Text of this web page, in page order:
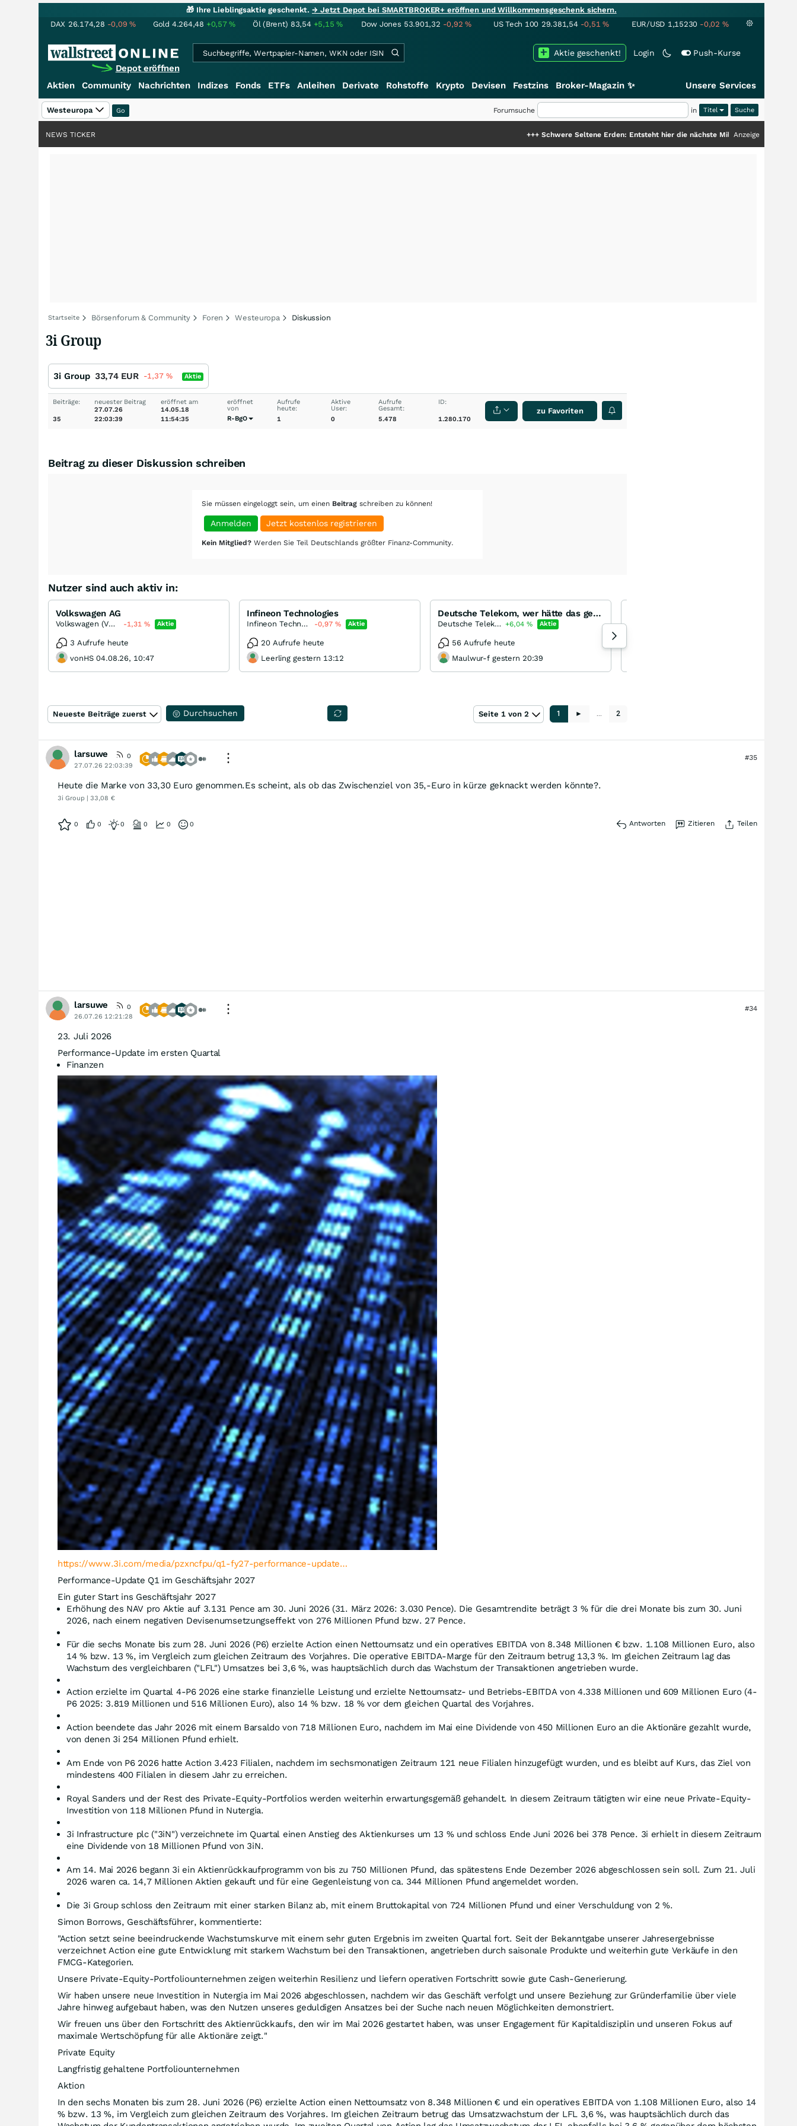
🎁 Ihre Lieblingsaktie geschenkt.→ Jetzt Depot bei SMARTBROKER+ eröffnen und Willkommensgeschenk sichern.
DAX 26.174,28 -0,09% Gold 4.264,48 +0,57% Öl (Brent) 83,54 +5,15% Dow Jones 53.901,32 -0,92% US Tech 100 29.381,54 -0,51% EUR/USD 1,15230 -0,02 %
Depot eröffnen
Login Push-Kurse
Aktie geschenkt!
Aktien Community Nachrichten Indizes Fonds ETFs Anleihen Derivate Rohstoffe Krypto Devisen Festzins Broker-Magazin ✨ Unsere Services
Westeuropa Forumsuche in Titel
Schwere Seltene Erden: Entsteht hier die nächste Milliardenstory?+++ Anzeige
NEWS TICKER
Startseite Börsenforum & Community Foren Westeuropa Diskussion
3i Group
3i Group 33,74 EUR -1,37 % Aktie
Beiträge:
35
neuester Beitrag
27.07.26
22:03:39
eröffnet am
14.05.18
11:54:35
eröffnet
von
R-BgO
Aufrufe
heute:
1
Aktive
User:
0
Aufrufe
Gesamt:
5.478
ID:
1.280.170
zu Favoriten
Beitrag zu dieser Diskussion schreiben
Sie müssen eingeloggt sein, um einen Beitrag schreiben zu können!
Anmelden Jetzt kostenlos registrieren
Kein Mitglied? Werden Sie Teil Deutschlands größter Finanz-Community.
Nutzer sind auch aktiv in:
Volkswagen AG
Volkswagen (VW) Vz -1,31 % Aktie
3 Aufrufe heute
vonHS 04.08.26, 10:47
Infineon Technologies
Infineon Technologies -0,97% Aktie
20 Aufrufe heute
Leerling gestern 13:12
Deutsche Telekom, wer hätte das gedacht ?
Deutsche Telekom +6,04% Aktie
56 Aufrufe heute
Maulwur-f gestern 20:39
Neueste Beiträge zuerst Durchsuchen 1 ► … 2
Seite 1 von 2
larsuwe
0
27.07.26 22:03:39
#35
Heute die Marke von 33,30 Euro genommen.Es scheint, als ob das Zwischenziel von 35,-Euro in kürze geknackt werden könnte?.
3i Group | 33,08 €
0 0 0 0 0 0 Antworten Zitieren Teilen
larsuwe
0
26.07.26 12:21:28
#34
23. Juli 2026
Performance-Update im ersten Quartal
Finanzen
https://www.3i.com/media/pzxncfpu/q1-fy27-performance-update…
Performance-Update Q1 im Geschäftsjahr 2027
Ein guter Start ins Geschäftsjahr 2027
Erhöhung des NAV pro Aktie auf 3.131 Pence am 30. Juni 2026 (31. März 2026: 3.030 Pence). Die Gesamtrendite beträgt 3 % für die drei Monate bis zum 30. Juni
2026, nach einem negativen Devisenumsetzungseffekt von 276 Millionen Pfund bzw. 27 Pence.
Für die sechs Monate bis zum 28. Juni 2026 (P6) erzielte Action einen Nettoumsatz und ein operatives EBITDA von 8.348 Millionen € bzw. 1.108 Millionen Euro, also
14 % bzw. 13 %, im Vergleich zum gleichen Zeitraum des Vorjahres. Die operative EBITDA-Marge für den Zeitraum betrug 13,3 %. Im gleichen Zeitraum lag das
Wachstum des vergleichbaren ("LFL") Umsatzes bei 3,6 %, was hauptsächlich durch das Wachstum der Transaktionen angetrieben wurde.
Action erzielte im Quartal 4-P6 2026 eine starke finanzielle Leistung und erzielte Nettoumsatz- und Betriebs-EBITDA von 4.338 Millionen und 609 Millionen Euro (4-
P6 2025: 3.819 Millionen und 516 Millionen Euro), also 14 % bzw. 18 % vor dem gleichen Quartal des Vorjahres.
Action beendete das Jahr 2026 mit einem Barsaldo von 718 Millionen Euro, nachdem im Mai eine Dividende von 450 Millionen Euro an die Aktionäre gezahlt wurde,
von denen 3i 254 Millionen Pfund erhielt.
Am Ende von P6 2026 hatte Action 3.423 Filialen, nachdem im sechsmonatigen Zeitraum 121 neue Filialen hinzugefügt wurden, und es bleibt auf Kurs, das Ziel von
mindestens 400 Filialen in diesem Jahr zu erreichen.
Royal Sanders und der Rest des Private-Equity-Portfolios werden weiterhin erwartungsgemäß gehandelt. In diesem Zeitraum tätigten wir eine neue Private-Equity-
Investition von 118 Millionen Pfund in Nutergia.
3i Infrastructure plc ("3iN") verzeichnete im Quartal einen Anstieg des Aktienkurses um 13 % und schloss Ende Juni 2026 bei 378 Pence. 3i erhielt in diesem Zeitraum
eine Dividende von 18 Millionen Pfund von 3iN.
Am 14. Mai 2026 begann 3i ein Aktienrückkaufprogramm von bis zu 750 Millionen Pfund, das spätestens Ende Dezember 2026 abgeschlossen sein soll. Zum 21. Juli
2026 waren ca. 14,7 Millionen Aktien gekauft und für eine Gegenleistung von ca. 344 Millionen Pfund angemeldet worden.
Die 3i Group schloss den Zeitraum mit einer starken Bilanz ab, mit einem Bruttokapital von 724 Millionen Pfund und einer Verschuldung von 2 %.
Simon Borrows, Geschäftsführer, kommentierte:
"Action setzt seine beeindruckende Wachstumskurve mit einem sehr guten Ergebnis im zweiten Quartal fort. Seit der Bekanntgabe unserer Jahresergebnisse
verzeichnet Action eine gute Entwicklung mit starkem Wachstum bei den Transaktionen, angetrieben durch saisonale Produkte und weiterhin gute Verkäufe in den
FMCG-Kategorien.
Unsere Private-Equity-Portfoliounternehmen zeigen weiterhin Resilienz und liefern operativen Fortschritt sowie gute Cash-Generierung.
Wir haben unsere neue Investition in Nutergia im Mai 2026 abgeschlossen, nachdem wir das Geschäft verfolgt und unsere Beziehung zur Gründerfamilie über viele
Jahre hinweg aufgebaut haben, was den Nutzen unseres geduldigen Ansatzes bei der Suche nach neuen Möglichkeiten demonstriert.
Wir freuen uns über den Fortschritt des Aktienrückkaufs, den wir im Mai 2026 gestartet haben, was unser Engagement für Kapitaldisziplin und unseren Fokus auf
maximale Wertschöpfung für alle Aktionäre zeigt."
Private Equity
Langfristig gehaltene Portfoliounternehmen
Aktion
In den sechs Monaten bis zum 28. Juni 2026 (P6) erzielte Action einen Nettoumsatz von 8.348 Millionen € und ein operatives EBITDA von 1.108 Millionen Euro, also 14
% bzw. 13 %, im Vergleich zum gleichen Zeitraum des Vorjahres. Im gleichen Zeitraum betrug das Umsatzwachstum der LFL 3,6 %, was hauptsächlich durch das